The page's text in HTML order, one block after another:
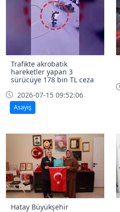
Trafikte akrobatik
hareketler yapan 3
sürücüye 178 bin TL ceza
2026-07-15 09:52:06
Asayiş
Hatay Büyükşehir